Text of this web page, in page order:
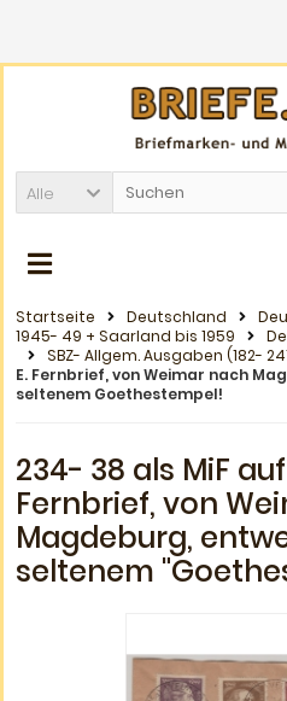
Alle
Startseite Deutschland
1945- 49 + Saarland bis 1959
SBZ- Allgem. Ausgaben (182-
E. Fernbrief, von Weimar nach
seltenem Goethestempel!
234- 38 als MiF
Fernbrief, von
Magdeburg,
seltenem